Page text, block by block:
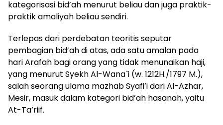
kategorisasi bid’ah menurut beliau dan juga praktik-
praktik amaliyah beliau sendiri.
Terlepas dari perdebatan teoritis seputar
pembagian bid’ah di atas, ada satu amalan pada
hari Arafah bagi orang yang tidak menunaikan haji,
yang menurut Syekh Al-Wana`i (w. 1212H./1797 M.),
salah seorang ulama mazhab Syafi’i dari Al-Azhar,
Mesir, masuk dalam kategori bid’ah hasanah, yaitu
At-Ta’riif.